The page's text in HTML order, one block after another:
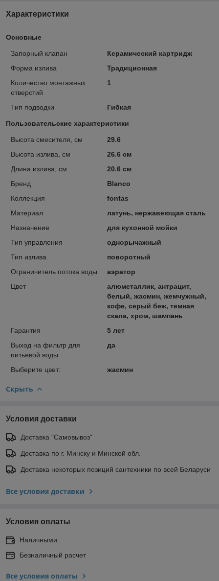
Характеристики
Основные
Запорный клапан
Керамический картридж
Форма излива
Традиционная
Количество монтажных
отверстий
1
Тип подводки Гибкая
Пользовательские характеристики
Высота смесителя, см
29.6
Высота излива, см
26.6 см
Длина излива, см
20.6 см
Бренд
Blanco
Коллекция
fontas
Материал
латунь, нержавеющая сталь
Назначение
для кухонной мойки
Тип управления
однорычажный
Тип излива
поворотный
Ограничитель потока воды
аэратор
Цвет
алюметаллик, антрацит,
белый, жасмин, жемчужный,
кофе, серый беж, темная
скала, хром, шампань
Гарантия
5 лет
Выход на фильтр для
питьевой воды
да
Выберите цвет: жасмин
Скрыть
Условия доставки
Доставка "Самовывоз"
Доставка по г. Минску и Минской обл.
Доставка некоторых позиций сантехники по всей Беларуси
Все условия доставки
Условия оплаты
Наличными
Безналичный расчет
Все условия оплаты